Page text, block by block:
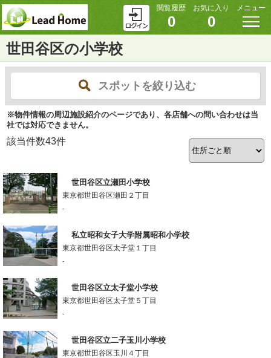
閲覧履歴
0
お気に入り
0
メニュー
世田谷区の小学校
スポットを絞り込む
※物件情報の周辺施設紹介のページであり、各店舗への問い合わせは当
社では対応できません。
該当件数43件
世田谷区立瀬田小学校
東京都世田谷区瀬田２丁目
-
私立昭和女子大学附属昭和小学校
東京都世田谷区太子堂１丁目
-
世田谷区立太子堂小学校
東京都世田谷区太子堂５丁目
-
世田谷区立二子玉川小学校
東京都世田谷区玉川４丁目